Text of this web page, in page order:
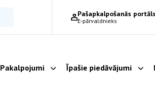
Pašapkalpošanās portāls
E-pārvaldnieks
Pakalpojumi Parādīt apakšizvēlni
Īpašie piedāvājumi